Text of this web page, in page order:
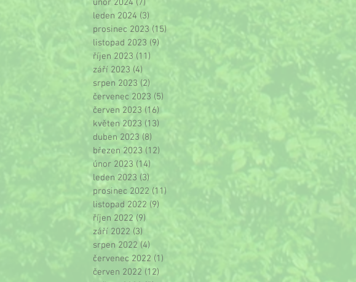
únor 2024 (7)
leden 2024 (3)
prosinec 2023 (15)
listopad 2023 (9)
říjen 2023 (11)
září 2023 (4)
srpen 2023 (2)
červenec 2023 (5)
červen 2023 (16)
květen 2023 (13)
duben 2023 (8)
březen 2023 (12)
únor 2023 (14) 14 příspěvků
leden 2023 (3) 3 příspěvky
prosinec 2022 (11)
listopad 2022 (9)
říjen 2022 (9)
září 2022 (3)
srpen 2022 (4)
červenec 2022 (1)
červen 2022 (12)